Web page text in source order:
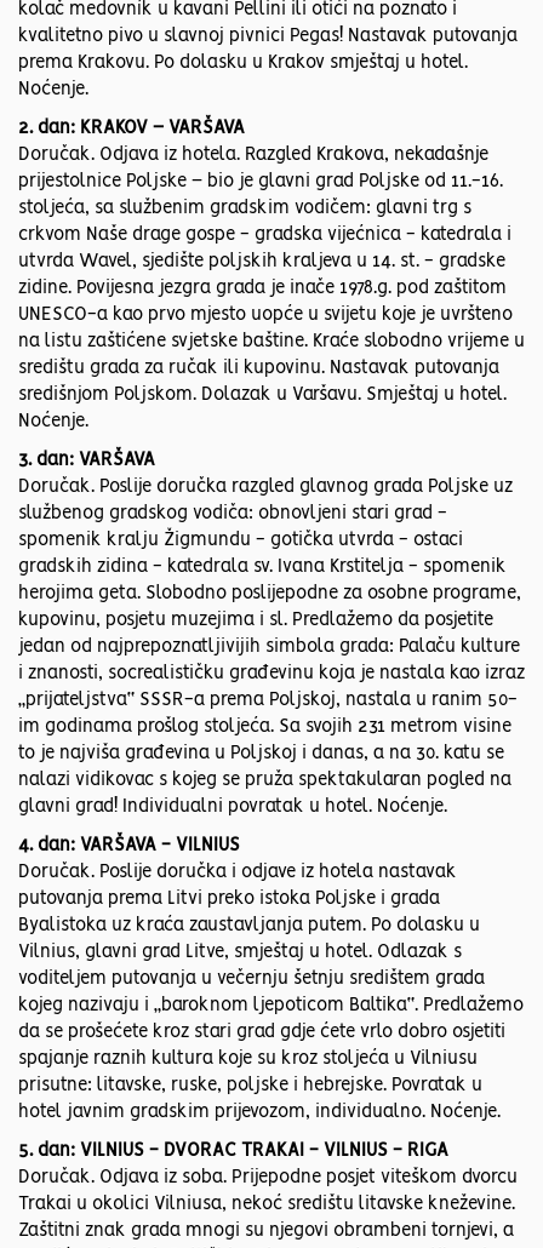
kolač medovník u kavani Pellini ili otići na poznato i
kvalitetno pivo u slavnoj pivnici Pegas! Nastavak putovanja
prema Krakovu. Po dolasku u Krakov smještaj u hotel.
Noćenje.
2. dan: KRAKOV – VARŠAVA
Doručak. Odjava iz hotela. Razgled Krakova, nekadašnje
prijestolnice Poljske – bio je glavni grad Poljske od 11.-16.
stoljeća, sa službenim gradskim vodičem: glavni trg s
crkvom Naše drage gospe - gradska vijećnica - katedrala i
utvrda Wavel, sjedište poljskih kraljeva u 14. st. - gradske
zidine. Povijesna jezgra grada je inače 1978.g. pod zaštitom
UNESCO-a kao prvo mjesto uopće u svijetu koje je uvršteno
na listu zaštićene svjetske baštine. Kraće slobodno vrijeme u
središtu grada za ručak ili kupovinu. Nastavak putovanja
središnjom Poljskom. Dolazak u Varšavu. Smještaj u hotel.
Noćenje.
3. dan: VARŠAVA
Doručak. Poslije doručka razgled glavnog grada Poljske uz
službenog gradskog vodiča: obnovljeni stari grad -
spomenik kralju Žigmundu - gotička utvrda - ostaci
gradskih zidina - katedrala sv. Ivana Krstitelja - spomenik
herojima geta. Slobodno poslijepodne za osobne programe,
kupovinu, posjetu muzejima i sl. Predlažemo da posjetite
jedan od najprepoznatljivijih simbola grada: Palaču kulture
i znanosti, socrealističku građevinu koja je nastala kao izraz
„prijateljstva“ SSSR-a prema Poljskoj, nastala u ranim 50-
im godinama prošlog stoljeća. Sa svojih 231 metrom visine
to je najviša građevina u Poljskoj i danas, a na 30. katu se
nalazi vidikovac s kojeg se pruža spektakularan pogled na
glavni grad! Individualni povratak u hotel. Noćenje.
4. dan: VARŠAVA - VILNIUS
Doručak. Poslije doručka i odjave iz hotela nastavak
putovanja prema Litvi preko istoka Poljske i grada
Byalistoka uz kraća zaustavljanja putem. Po dolasku u
Vilnius, glavni grad Litve, smještaj u hotel. Odlazak s
voditeljem putovanja u večernju šetnju središtem grada
kojeg nazivaju i „baroknom ljepoticom Baltika“. Predlažemo
da se prošećete kroz stari grad gdje ćete vrlo dobro osjetiti
spajanje raznih kultura koje su kroz stoljeća u Vilniusu
prisutne: litavske, ruske, poljske i hebrejske. Povratak u
hotel javnim gradskim prijevozom, individualno. Noćenje.
5. dan: VILNIUS - DVORAC TRAKAI - VILNIUS - RIGA
Doručak. Odjava iz soba. Prijepodne posjet viteškom dvorcu
Trakai u okolici Vilniusa, nekoć središtu litavske kneževine.
Zaštitni znak grada mnogi su njegovi obrambeni tornjevi, a